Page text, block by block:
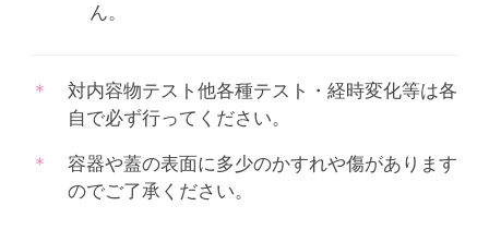
ん。
対内容物テスト他各種テスト・経時変化等は各
自で必ず行ってください。
容器や蓋の表面に多少のかすれや傷があります
のでご了承ください。